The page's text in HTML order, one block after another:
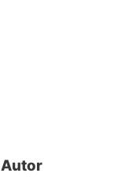
Autor